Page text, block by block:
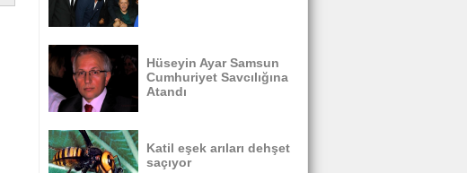
Hüseyin Ayar Samsun
Cumhuriyet Savcılığına
Atandı
Katil eşek arıları dehşet
saçıyor